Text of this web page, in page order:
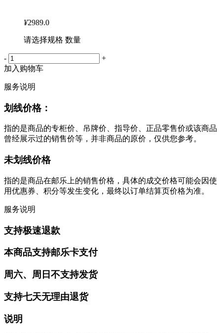
¥2989.0
请选择规格 数量
-
+
加入购物车
服务说明
划线价格：
指的是商品的专柜价、吊牌价、指导价、正品零售价或该商品
曾经展示过的销售价等，并非商品的原价，仅供您参考。
未划线价格
指的是商品在邮乐上的销售价格，具体的成交价格可能会因使
用优惠券、积分等发生变化，最终以订单结算页价格为准。
服务说明
支持极速退款
本商品支持邮乐卡支付
周六、周日不支持发货
支持七天无理由退货
说明